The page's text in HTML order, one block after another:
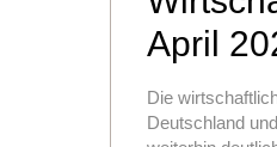
April
Die
Deutschland